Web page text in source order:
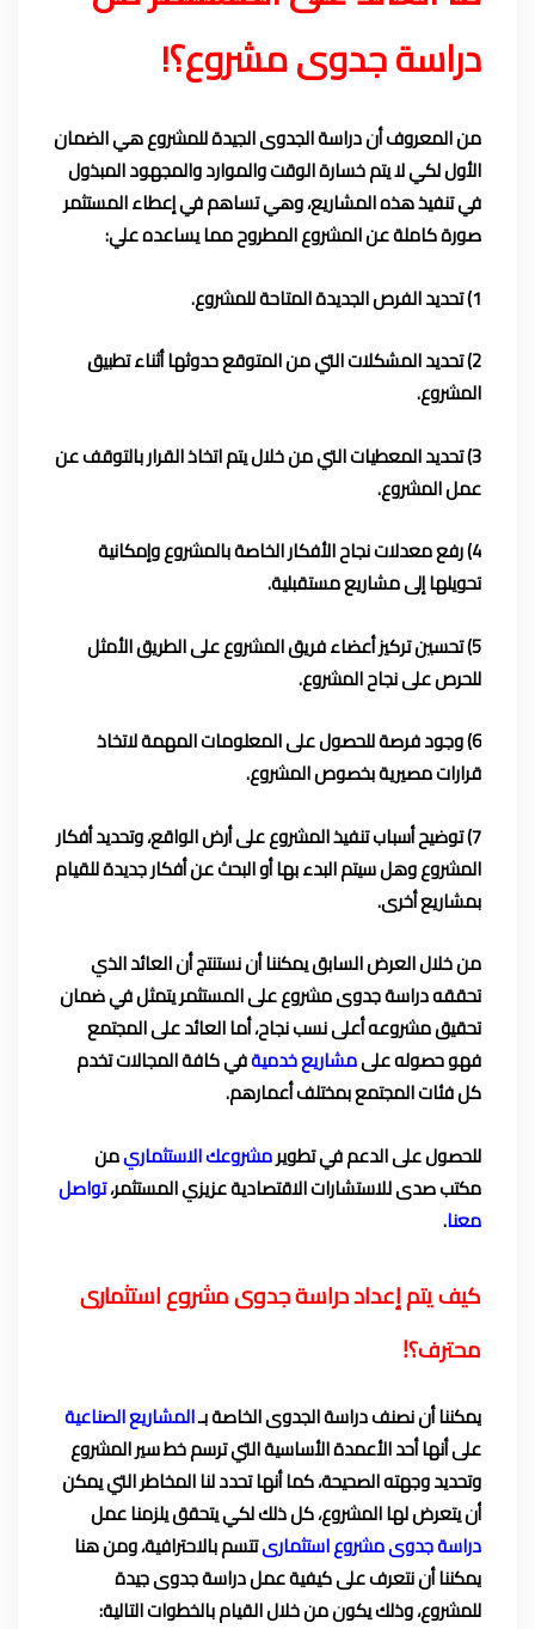
دراسة جدوى مشروع؟!
من المعروف أن دراسة الجدوى الجيدة للمشروع هي الضمان
الأول لكي لا يتم خسارة الوقت والموارد والمجهود المبذول
في تنفيذ هذه المشاريع، وهي تساهم في إعطاء المستثمر
صورة كاملة عن المشروع المطروح مما يساعده علي:
1) تحديد الفرص الجديدة المتاحة للمشروع.
2) تحديد المشكلات التي من المتوقع حدوثها أثناء تطبيق
المشروع.
3) تحديد المعطيات التي من خلال يتم اتخاذ القرار بالتوقف عن
عمل المشروع.
4) رفع معدلات نجاح الأفكار الخاصة بالمشروع وإمكانية
تحويلها إلى مشاريع مستقبلية.
5) تحسين تركيز أعضاء فريق المشروع على الطريق الأمثل
للحرص على نجاح المشروع.
6) وجود فرصة للحصول على المعلومات المهمة لاتخاذ
قرارات مصيرية بخصوص المشروع.
7) توضيح أسباب تنفيذ المشروع على أرض الواقع، وتحديد أفكار
المشروع وهل سيتم البدء بها أو البحث عن أفكار جديدة للقيام
بمشاريع أخرى.
من خلال العرض السابق يمكننا أن نستنتج أن العائد الذي
تحققه دراسة جدوى مشروع على المستثمر يتمثل في ضمان
تحقيق مشروعه أعلى نسب نجاح، أما العائد على المجتمع
فهو حصوله علىمشاريع خدميةفي كافة المجالات تخدم
كل فئات المجتمع بمختلف أعمارهم.
للحصول على الدعم في تطويرمشروعك الاستثماريمن
مكتب صدى للاستشارات الاقتصادية عزيزي المستثمر،تواصل
معنا.
كيف يتم إعداد دراسة جدوى مشروع استثمارى
محترف؟!
يمكننا أن نصنف دراسة الجدوى الخاصة بـالمشاريع الصناعية
على أنها أحد الأعمدة الأساسية التي ترسم خط سير المشروع
وتحديد وجهته الصحيحة، كما أنها تحدد لنا المخاطر التي يمكن
أن يتعرض لها المشروع، كل ذلك لكي يتحقق يلزمنا عمل
دراسة جدوى مشروع استثمارىتتسم بالاحترافية، ومن هنا
يمكننا أن نتعرف على كيفية عمل دراسة جدوى جيدة
للمشروع، وذلك يكون من خلال القيام بالخطوات التالية: